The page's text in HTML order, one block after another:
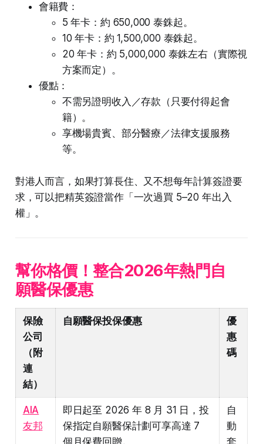
會籍費：
5 年卡：約 650,000 泰銖起。
10 年卡：約 1,500,000 泰銖起。
20 年卡：約 5,000,000 泰銖左右（實際視
方案而定）。
優點：
不需另證明收入／存款（只要付得起會
籍）。
享機場貴賓、部分醫療／法律支援服務
等。
對港人而言，如果打算長住、又不想每年計算簽證要
求，可以把精英簽證當作「一次過買 5–20 年出入
權」。
幫你格價！整合2026年熱門自
願醫保優惠
保險
公司
（附
連
結）
自願醫保投保優惠
優
惠
碼
AIA
友邦
即日起至 2026 年 8 月 31 日，投
保指定自願醫保計劃可享高達 7
自
動